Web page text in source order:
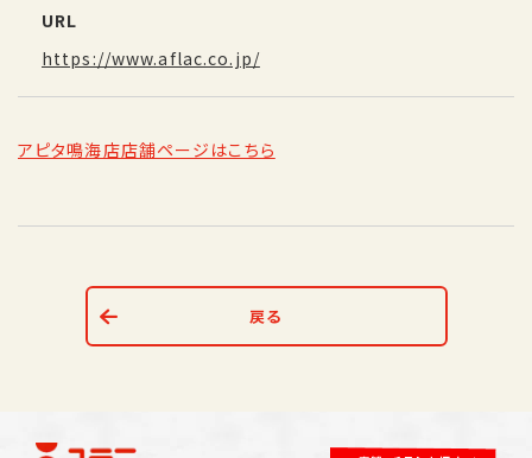
URL
https://www.aflac.co.jp/
アピタ鳴海店店舗ページはこちら
戻る